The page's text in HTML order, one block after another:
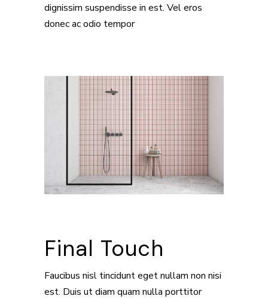
dignissim suspendisse in est. Vel eros
donec ac odio tempor
Final Touch
Faucibus nisl tincidunt eget nullam non nisi
est. Duis ut diam quam nulla porttitor